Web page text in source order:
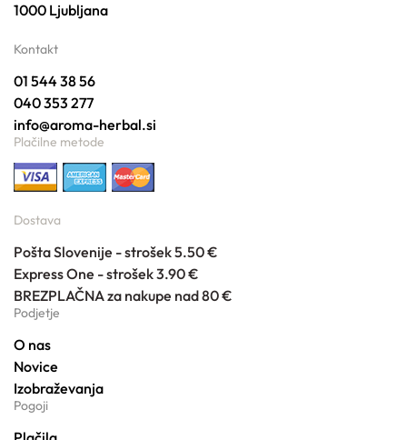
1000 Ljubljana
Kontakt
01 544 38 56
040 353 277
info@aroma-herbal.si
Plačilne metode
Dostava
Pošta Slovenije - strošek 5.50 €
Express One - strošek 3.90 €
BREZPLAČNA za nakupe nad 80 €
Podjetje
O nas
Novice
Izobraževanja
Pogoji